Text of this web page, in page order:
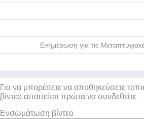
Ενημέρωση για τις
Για να μπορέσετε να αποθηκεύσετε
βίντεο απαιτείται πρώτα να συνδεθείτε
Ενσωμάτωση βίντεο